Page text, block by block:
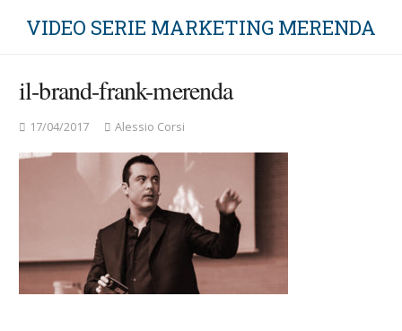
VIDEO SERIE MARKETING MERENDA
il-brand-frank-merenda
17/04/2017 Alessio Corsi